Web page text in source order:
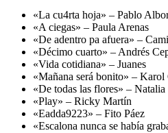
«La cu4rta hoja» – Pablo
«A ciegas» – Paula Arenas
«De adentro pa afuera» –
«Décimo cuarto» – Andrés
«Vida cotidiana» – Juanes
«Mañana será bonito» – Karol
«De todas las flores» –
«Play» – Ricky Martín
«Eadda9223» – Fito Páez
«Escalona nunca se había